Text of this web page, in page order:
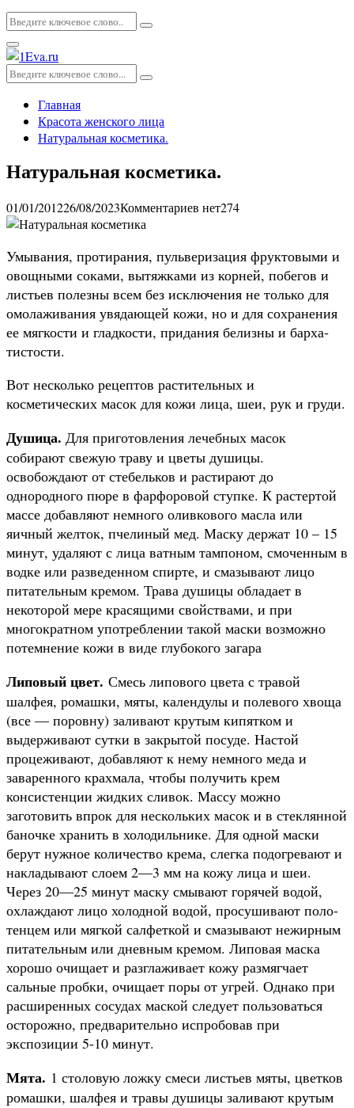
Искать:
Поиск
Основное
меню
Искать:
Поиск
Главная
Красота женского лица
Натуральная косметика.
Натуральная косметика.
01/01/201226/08/2023Комментариев нет274
Умывания, протирания, пульверизация фрукто­выми и
овощными соками, вытяжками из корней, побе­гов и
листьев полезны всем без исключения не только для
омолаживания увядаю­щей кожи, но и для сохране­ния
ее мягкости и гладкости, придания белизны и барха­
тистости.
Вот несколько рецептов растительных и
косметических масок для кожи лица, шеи, рук и груди.
Душица. Для приготовле­ния лечебных масок
собирают свежую траву и цветы душицы.
освобождают от стебельков и растирают до
однородного пюре в фарфоровой ступке. К растертой
массе добавляют немного оливкового масла или
яичный желток, пчелиный мед. Маску держат 10 – 15
минут, удаляют с лица ватным тампоном, смоченным в
водке или разведенном спирте, и сма­зывают лицо
питательным кре­мом. Трава душицы обладает в
некоторой мере красящими свойствами, и при
многократ­ном употреблении такой маски возможно
потемнение кожи в виде глубокого загара
Липовый цвет. Смесь ли­пового цвета с травой
шалфея, ромашки, мяты, календулы и полевого хвоща
(все — поров­ну) заливают крутым кипятком и
выдерживают сутки в за­крытой посуде. Настой
процеживают, добавляют к нему немного меда и
заваренного крахмала, чтобы получить крем
консистенции жидких сливок. Массу можно
заготовить впрок для нескольких масок и в сте­клянной
баночке хранить в хо­лодильнике. Для одной маски
берут нужное количество кре­ма, слегка подогревают и
на­кладывают слоем 2—3 мм на кожу лица и шеи.
Через 20—25 минут маску смывают горячей водой,
охлаждают лицо холод­ной водой, просушивают поло­
тенцем или мягкой салфеткой и смазывают нежирным
пи­тательным или дневным кре­мом. Липовая маска
хорошо очищает и разглаживает кожу размягчает
сальные пробки, очищает поры от угрей. Одна­ко при
расширенных сосудах маской следует пользоваться
осторожно, предварительно испробовав при
экспозиции 5-10 минут.
Мята. 1 столовую ложку смеси листьев мяты, цветков
ромашки, шалфея и травы ду­шицы заливают крутым